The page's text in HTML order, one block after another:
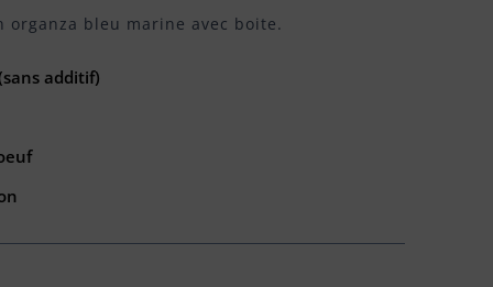
organza bleu marine avec boite.
additif)